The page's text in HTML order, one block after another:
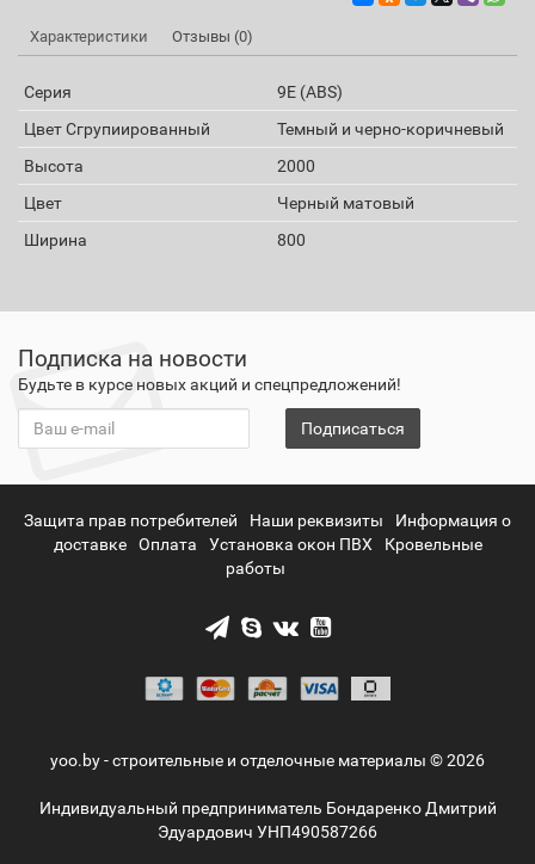
Характеристики Отзывы (0)
Серия
9E (ABS)
Цвет Сгрупиированный
Темный и черно-коричневый
Высота
2000
Цвет
Черный матовый
Ширина
800
Подписка на новости
Будьте в курсе новых акций и спецпредложений!
Подписаться
Защита прав потребителей Наши реквизиты
Информация о
доставке
Оплата Установка окон ПВХ
Кровельные
работы
yoo.by - строительные и отделочные материалы © 2026
Индивидуальный предприниматель Бондаренко Дмитрий
Эдуардович УНП490587266